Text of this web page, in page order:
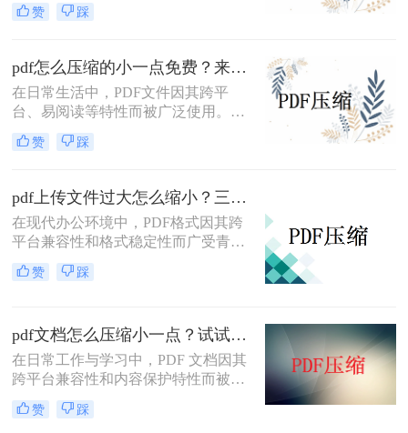
缩pdf文件大小免费呢？本文将介绍两
赞 踩
pdf怎么压缩的小一点免费？来试试这二种压缩方法！
在日常生活中，PDF文件因其跨平
台、易阅读等特性而被广泛使用。然
而，当PDF文件体积过大时，会给存
储和传输带来诸多不便。那么pdf怎么
种免费且实用的PDF压缩方法。
赞 踩
pdf上传文件过大怎么缩小？三招助你轻松缩小！
在现代办公环境中，PDF格式因其跨
平台兼容性和格式稳定性而广受青
睐。然而，高清图片、复杂布局和丰
富内容往往导致PDF文件体积庞大，
绍三种简单实用的PDF压缩技巧，助
你轻松优化PDF文件，提升文档传输
效率。
赞 踩
pdf文档怎么压缩小一点？试试这5个压缩方法！
在日常工作与学习中，PDF 文档因其
跨平台兼容性和内容保护特性而被广
泛使用。然而，当 PDF 文件中包含大
量高分辨率图片、内嵌字体或复杂图
赞 踩